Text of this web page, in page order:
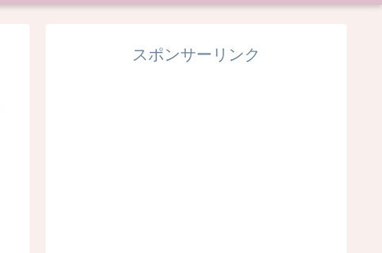
スポンサーリンク